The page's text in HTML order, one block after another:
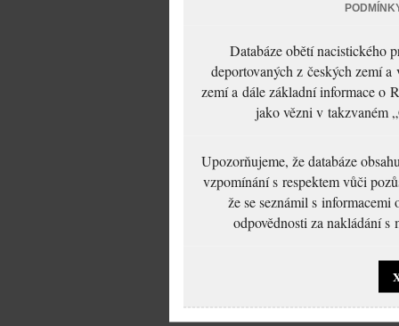
Databáze obětí nacistického
deportovaných z českých zemí
zemí a dále základní informace o
jako vězni v takzvaném
Upozorňujeme, že databáze
vzpomínání s respektem vůči
že se seznámil s
odpovědnosti za nakládání